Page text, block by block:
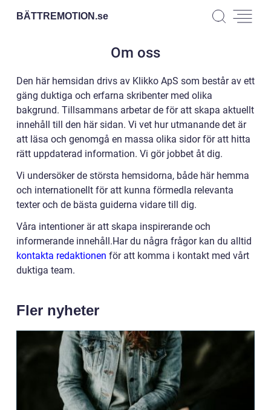
BÄTTREMOTION.se
Om oss
Den här hemsidan drivs av Klikko ApS som består av ett
gäng duktiga och erfarna skribenter med olika
bakgrund. Tillsammans arbetar de för att skapa aktuellt
innehåll till den här sidan. Vi vet hur utmanande det är
att läsa och genomgå en massa olika sidor för att hitta
rätt uppdaterad information. Vi gör jobbet åt dig.
Vi undersöker de största hemsidorna, både här hemma
och internationellt för att kunna förmedla relevanta
texter och de bästa guiderna vidare till dig.
Våra intentioner är att skapa inspirerande och
informerande innehåll.Har du några frågor kan du alltid
kontakta redaktionen för att komma i kontakt med vårt
duktiga team.
Fler nyheter